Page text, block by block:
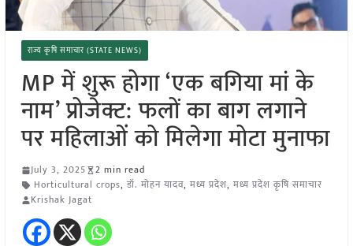
राज्य कृषि समाचार (STATE NEWS)
MP में शुरू होगा ‘एक बगिया मां के
नाम’ प्रोजेक्ट: फलों का बाग लगाने
पर महिलाओं को मिलेगा मोटा मुनाफा
July 3, 2025
2 min read
Horticultural crops, डॉ. मोहन यादव, मध्य प्रदेश, मध्य प्रदेश कृषि समाचार
Krishak Jagat